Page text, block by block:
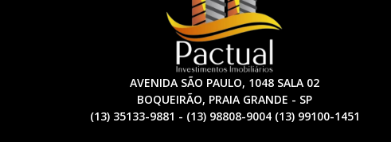
AVENIDA SÃO PAULO, 1048 SALA 02
BOQUEIRÃO, PRAIA GRANDE - SP
(13) 35133-9881 - (13) 98808-9004 (13) 99100-1451